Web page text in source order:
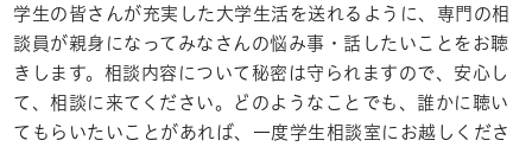
学生の皆さんが充実した大学生活を送れるように、専門の相
談員が親身になってみなさんの悩み事・話したいことをお聴
きします。相談内容について秘密は守られますので、安心し
て、相談に来てください。どのようなことでも、誰かに聴い
てもらいたいことがあれば、一度学生相談室にお越しくださ